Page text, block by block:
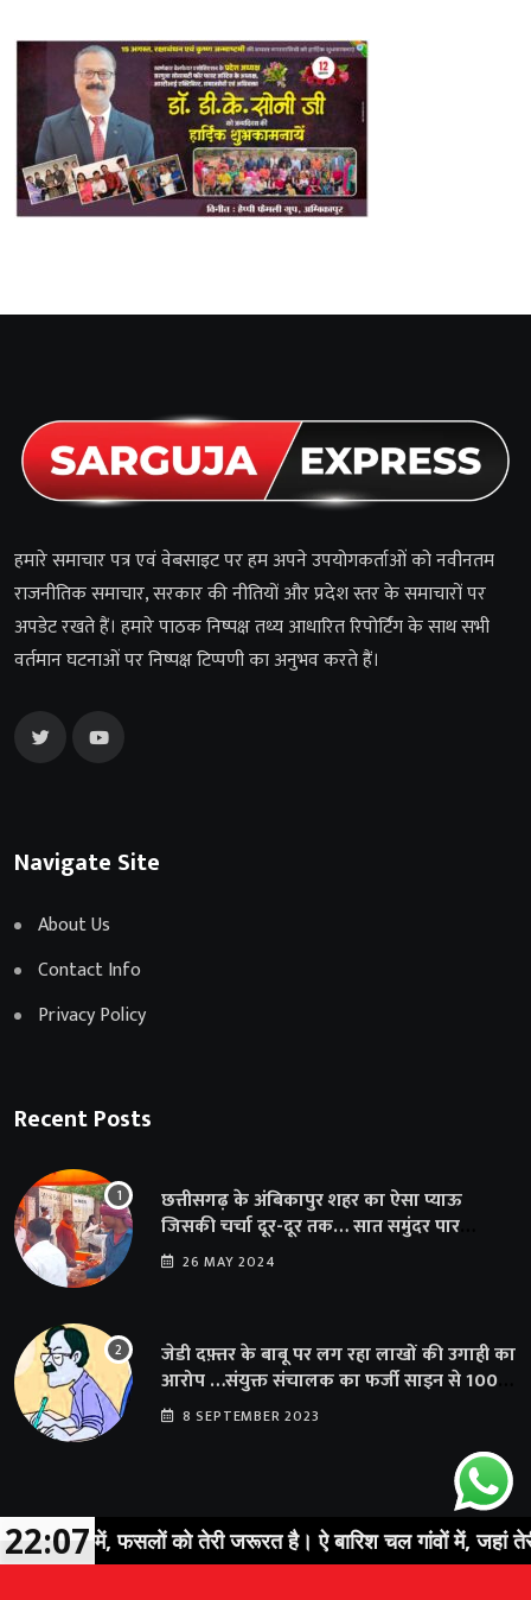
हमारे समाचार पत्र एवं वेबसाइट पर हम अपने उपयोगकर्ताओं को नवीनतम
राजनीतिक समाचार, सरकार की नीतियों और प्रदेश स्तर के समाचारों पर
अपडेट रखते हैं। हमारे पाठक निष्पक्ष तथ्य आधारित रिपोर्टिंग के साथ सभी
वर्तमान घटनाओं पर निष्पक्ष टिप्पणी का अनुभव करते हैं।
Navigate Site
About Us
Contact Info
Privacy Policy
Recent Posts
छत्तीसगढ़ के अंबिकापुर शहर का ऐसा प्याऊ
जिसकी चर्चा दूर-दूर तक… सात समुंदर पार
अमेरिका से भी पहुंचा सहयोग
26 MAY 2024
जेडी दफ़्तर के बाबू पर लग रहा लाखों की उगाही का
आरोप …संयुक्त संचालक का फर्जी साइन से 100
शिक्षकों क़ो थमाया संशोधन आदेश
8 SEPTEMBER 2023
में, फसलों को तेरी जरूरत है। ऐ बारिश चल गांवों में, जहां तेरी
22:07